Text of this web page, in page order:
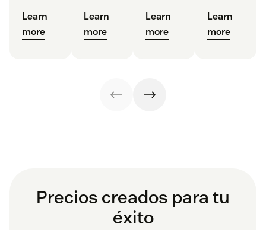
Learn
more
Learn
more
Learn
more
Learn
more
Precios creados para tu
éxito